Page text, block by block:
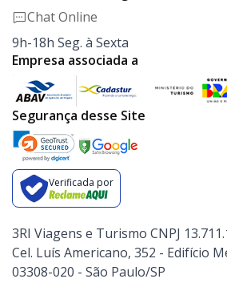
Chat Online
9h-18h Seg. à Sexta
Empresa associada a
Segurança desse Site
Verificada por
3RI Viagens e Turismo CNPJ
Cel. Luís Americano, 352 - Edifício
03308-020 - São Paulo/SP